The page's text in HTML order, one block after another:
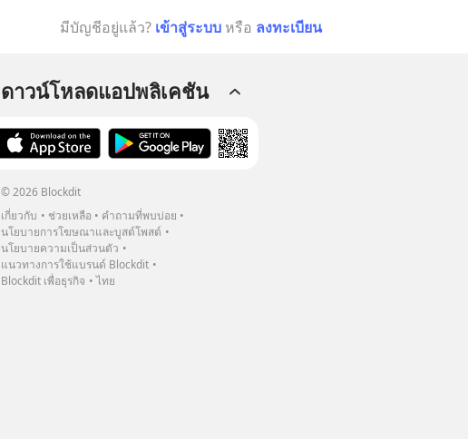
มีบัญชีอยู่แล้ว? เข้าสู่ระบบ หรือ ลงทะเบียน
ดาวน์โหลดแอปพลิเคชัน
© 2026 Blockdit
เกี่ยวกับ
ช่วยเหลือ
คำถามที่พบบ่อย
นโยบายการโฆษณาและบูสต์โพสต์
นโยบายความเป็นส่วนตัว
แนวทางการใช้แบรนด์ Blockdit
Blockdit เพื่อธุรกิจ
ไทย